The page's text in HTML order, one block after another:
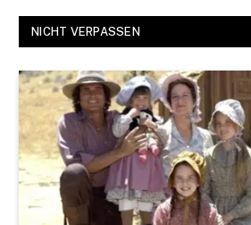
NICHT VERPASSEN